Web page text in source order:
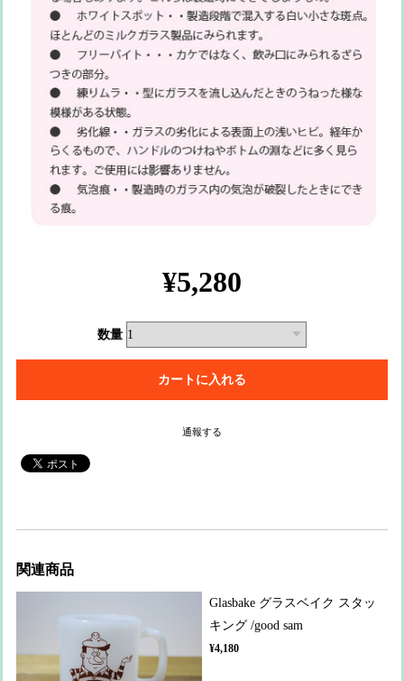
¥5,280
数量
通報する
関連商品
Glasbake グラスベイク スタッ
キング /good sam
¥4,180